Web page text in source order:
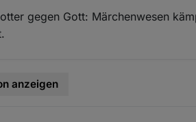
gegen Gott: Märchenwesen
anzeigen